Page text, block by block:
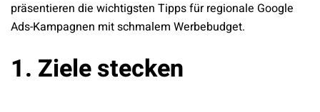
präsentieren die wichtigsten Tipps für regionale Google
Ads-Kampagnen mit schmalem Werbebudget.
1. Ziele stecken